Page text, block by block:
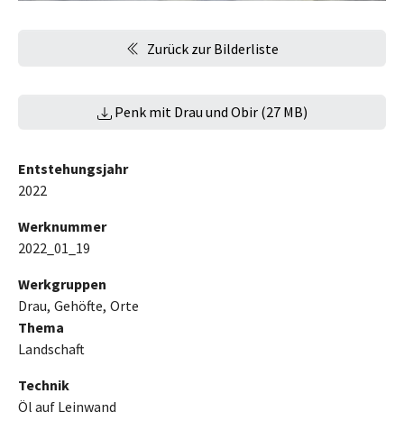
Zurück zur Bilderliste
Penk mit Drau und Obir (27 MB)
Entstehungsjahr
2022
Werknummer
2022_01_19
Werkgruppen
Drau Gehöfte Orte
Thema
Landschaft
Technik
Öl auf Leinwand